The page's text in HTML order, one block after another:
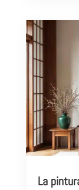
La